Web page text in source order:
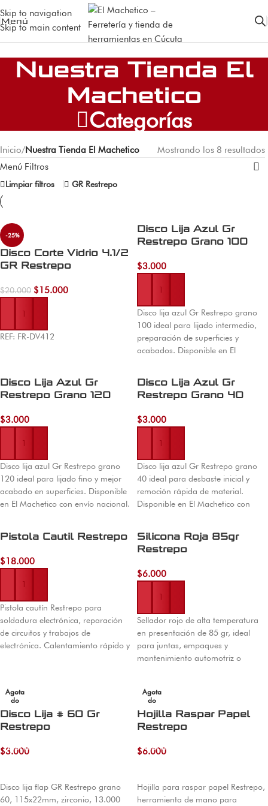
Skip to navigation
Skip to main content
Menú
Nuestra Tienda El
Machetico
Categorías
Inicio/Nuestra Tienda El Machetico Mostrando los 8 resultados
Menú Filtros
Limpiar filtros GR Restrepo
-25%
Disco Corte Vidrio 4.1/2
GR Restrepo
$20.000 $15.000
Añadir al carrito
REF: FR-DV412
Disco Lija Azul Gr
Restrepo Grano 100
$3.000
Añadir al carrito
Disco lija azul Gr Restrepo grano
100 ideal para lijado intermedio,
preparación de superficies y
acabados. Disponible en El
Disco Lija Azul Gr
Restrepo Grano 120
$3.000
Añadir al carrito
Disco lija azul Gr Restrepo grano
120 ideal para lijado fino y mejor
acabado en superficies. Disponible
en El Machetico con envío nacional.
Disco Lija Azul Gr
Restrepo Grano 40
$3.000
Añadir al carrito
Disco lija azul Gr Restrepo grano
40 ideal para desbaste inicial y
remoción rápida de material.
Disponible en El Machetico con
Pistola Cautil Restrepo
$18.000
Añadir al carrito
Pistola cautín Restrepo para
soldadura electrónica, reparación
de circuitos y trabajos de
electrónica. Calentamiento rápido y
Silicona Roja 85gr
Restrepo
$6.000
Añadir al carrito
Sellador rojo de alta temperatura
en presentación de 85 gr, ideal
para juntas, empaques y
mantenimiento automotriz o
Agota
do
Disco Lija # 60 Gr
Restrepo
$3.000
Leer más
Disco lija flap GR Restrepo grano
60, 115x22mm, zirconio, 13.000
Agota
do
Hojilla Raspar Papel
Restrepo
$6.000
Leer más
Hojilla para raspar papel Restrepo,
herramienta de mano para